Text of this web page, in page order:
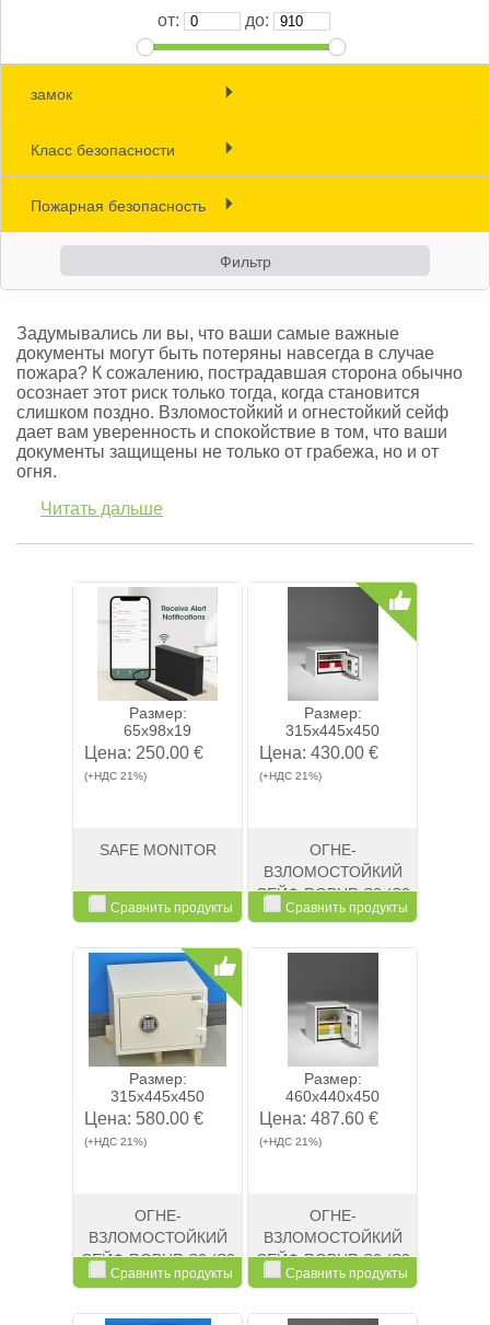
от: до:
замок
Класс безопасности
S2 (20)
1 (25)
3 (31)
4 (24)
5 (22)
6 (10)
Пожарная безопасность
(77)
(85)
(6)
Задумывались ли вы, что ваши самые важные
документы могут быть потеряны навсегда в случае
пожара? К сожалению, пострадавшая сторона обычно
осознает этот риск только тогда, когда становится
слишком поздно. Взломостойкий и огнестойкий сейф
дает вам уверенность и спокойствие в том, что ваши
документы защищены не только от грабежа, но и от
огня.
Читать дальше
Размер:
65x98x19
Цена: 250.00 €
(+НДС 21%)
SAFE MONITOR
Смотреть Kупить
Сравнить продукты
Размер:
315x445x450
Цена: 430.00 €
(+НДС 21%)
ОГНЕ-
ВЗЛОМОСТОЙКИЙ
СЕЙФ ROBUR S2 (S2
320K)
Смотреть
Kупить
Сравнить продукты
Размер:
315x445x450
Цена: 580.00 €
(+НДС 21%)
ОГНЕ-
ВЗЛОМОСТОЙКИЙ
СЕЙФ ROBUR S2 (S2
320K)
Смотреть
Kупить
Сравнить продукты
Размер:
460x440x450
Цена: 487.60 €
(+НДС 21%)
ОГНЕ-
ВЗЛОМОСТОЙКИЙ
СЕЙФ ROBUR S2 (S2
460K)
Смотреть
Kупить
Сравнить продукты
Кассовые боксы и Депозитные
Индивидуальные сейфы ()
Денежные хранилища и
бронированные двери (0)
Bойти
Зарегистрироваться